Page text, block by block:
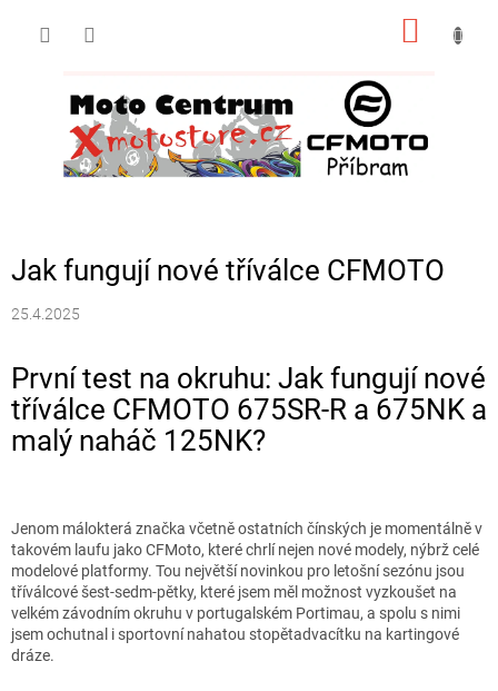
Jak fungují nové tříválce CFMOTO
25.4.2025
První test na okruhu: Jak fungují nové
tříválce CFMOTO 675SR-R a 675NK a
malý naháč 125NK?
Jenom málokterá značka včetně ostatních čínských je momentálně v
takovém laufu jako CFMoto, které chrlí nejen nové modely, nýbrž celé
modelové platformy. Tou největší novinkou pro letošní sezónu jsou
tříválcové šest-sedm-pětky, které jsem měl možnost vyzkoušet na
velkém závodním okruhu v portugalském Portimau, a spolu s nimi
jsem ochutnal i sportovní nahatou stopětadvacítku na kartingové
dráze.